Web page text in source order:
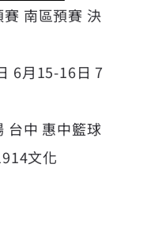
南區預賽 決
6月15-16日 7
台中 惠中籃球
文化